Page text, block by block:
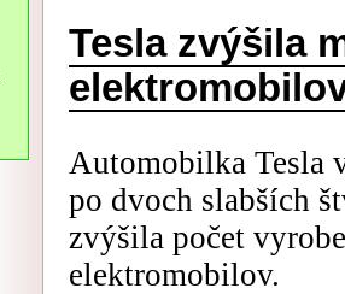
Tesla zvýšila
Automobilka Tesla
po dvoch slabších
zvýšila počet
elektromobilov.